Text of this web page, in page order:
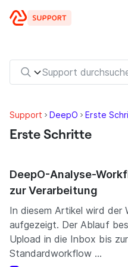
Support DeepO Erste
Erste Schritte
DeepO-Analyse-
zur Verarbeitung
In diesem Artikel wird der
aufgezeigt. Der Ablauf
Upload in die Inbox bis
Standardworkflow ...